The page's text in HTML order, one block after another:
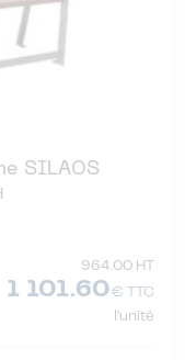
SILAOS
964.00 HT
1 101.60€ TTC
l'unité